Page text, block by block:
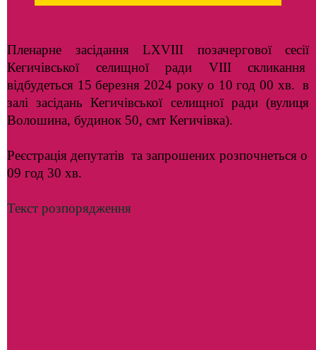
Пленарне засідання LХVІІІ позачергової сесії
Кегичівської селищної ради VІІІ скликання
відбудеться 15 березня 2024 року о 10 год 00 хв. в
залі засідань Кегичівської селищної ради (вулиця
Волошина, будинок 50, смт Кегичівка).
Реєстрація депутатів та запрошених розпочнеться о
09 год 30 хв.
Текст розпорядження